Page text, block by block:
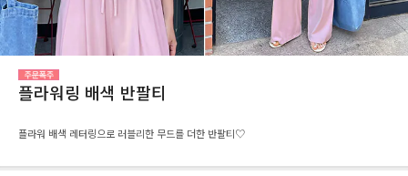
플라워링 배색 반팔티
플라워 배색 레터링으로 러블리한 무드를 더한 반팔티♡